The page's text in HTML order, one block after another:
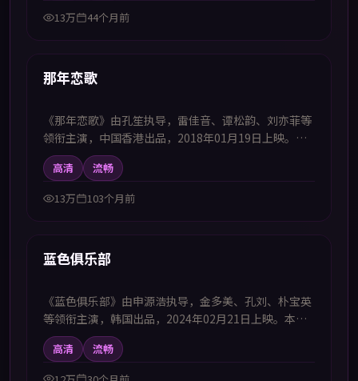
电视剧高清播放的观众追看。
13万
44个月前
热播
那年恋歌
《那年恋歌》由孔笙执导，雷佳音、谭松韵、刘亦菲等
领衔主演，中国香港出品，2018年01月19日上映。本
剧集提供中韩双语字幕，支持1080P高清播放，属科幻
题材，在时间线与平行空间中展开冒险，适合喜欢中韩
字幕电视剧高清播放的观众追看。
高清
流畅
13万
103个月前
热播
蓝色俱乐部
《蓝色俱乐部》由申源浩执导，金多美、孔刘、朴宝英
等领衔主演，韩国出品，2024年02月21日上映。本影
片提供中韩双语字幕，支持1080P高清播放，属动作题
材，在危机任务中完成自我突破，适合喜欢中韩字幕电
视剧高清播放的观众追看。
高清
流畅